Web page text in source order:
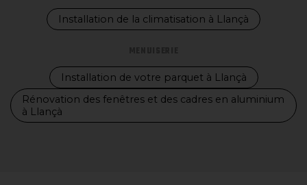
Installation de la climatisation à Llançà
Installation de votre parquet à Llançà
Rénovation des fenêtres et des cadres en aluminium
à Llançà